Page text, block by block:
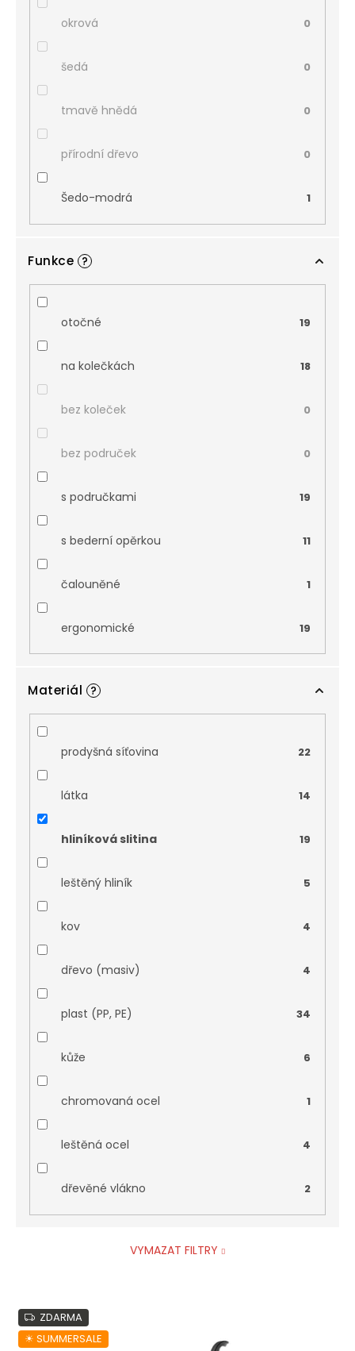
okrová 0
šedá 0
tmavě hnědá 0
přírodní dřevo 0
Šedo-modrá 1
Funkce ?
otočné 19
na kolečkách 18
bez koleček 0
bez područek 0
s područkami 19
s bederní opěrkou 11
čalouněné 1
ergonomické 19
Materiál ?
prodyšná síťovina 22
látka 14
hliníková slitina 19
leštěný hliník 5
kov 4
dřevo (masiv) 4
plast (PP, PE) 34
kůže 6
chromovaná ocel 1
leštěná ocel 4
dřevěné vlákno 2
VYMAZAT FILTRY
V
ý
p
ZDARMA
☀︎ SUMMERSALE